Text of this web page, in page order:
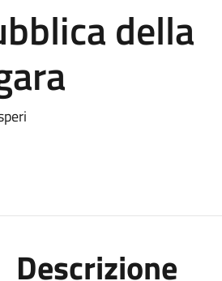
della
Descrizione